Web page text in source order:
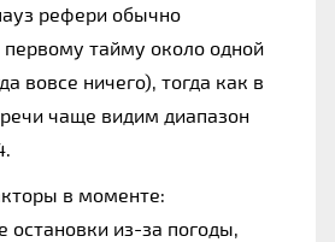
рефери обычно
первому тайму около одной
вовсе ничего), тогда как в
чаще видим диапазон
в моменте:
остановки из-за погоды,